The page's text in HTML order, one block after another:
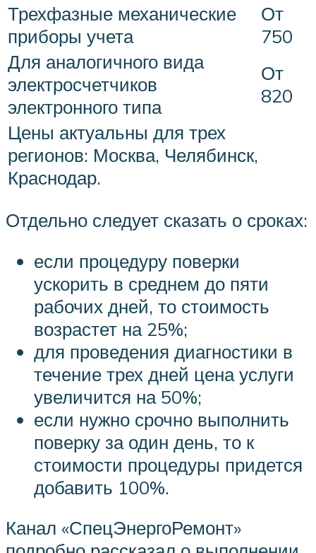
Трехфазные механические
приборы учета
От
750
Для аналогичного вида
электросчетчиков
электронного типа
От
820
Цены актуальны для трех
регионов: Москва, Челябинск,
Краснодар.
Отдельно следует сказать о сроках:
если процедуру поверки
ускорить в среднем до пяти
рабочих дней, то стоимость
возрастет на 25%;
для проведения диагностики в
течение трех дней цена услуги
увеличится на 50%;
если нужно срочно выполнить
поверку за один день, то к
стоимости процедуры придется
добавить 100%.
Канал «СпецЭнергоРемонт»